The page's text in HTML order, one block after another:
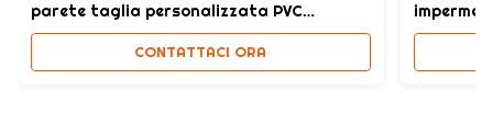
parete taglia personalizzata PVC
impermeabile
CONTATTACI ORA
PVC